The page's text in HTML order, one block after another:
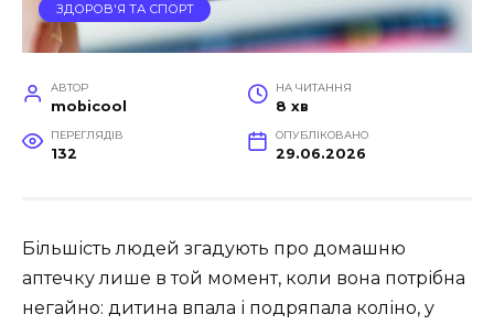
ЗДОРОВ'Я ТА СПОРТ
АВТОР
mobicool
НА ЧИТАННЯ
8 хв
ПЕРЕГЛЯДІВ
132
ОПУБЛІКОВАНО
29.06.2026
Більшість людей згадують про домашню
аптечку лише в той момент, коли вона потрібна
негайно: дитина впала і подряпала коліно, у